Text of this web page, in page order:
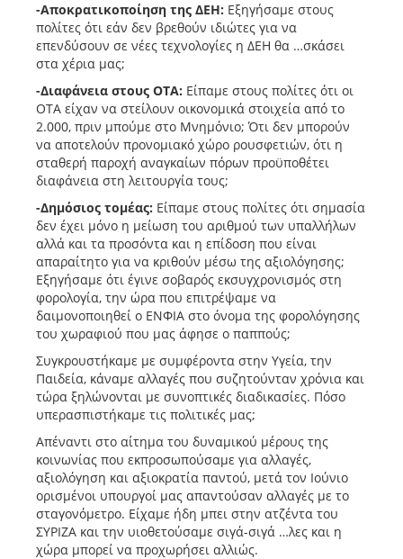
-Αποκρατικοποίηση της ΔΕΗ: Εξηγήσαμε στους
πολίτες ότι εάν δεν βρεθούν ιδιώτες για να
επενδύσουν σε νέες τεχνολογίες η ΔΕΗ θα …σκάσει
στα χέρια μας;
-Διαφάνεια στους ΟΤΑ: Είπαμε στους πολίτες ότι οι
ΟΤΑ είχαν να στείλουν οικονομικά στοιχεία από το
2.000, πριν μπούμε στο Μνημόνιο; Ότι δεν μπορούν
να αποτελούν προνομιακό χώρο ρουσφετιών, ότι η
σταθερή παροχή αναγκαίων πόρων προϋποθέτει
διαφάνεια στη λειτουργία τους;
-Δημόσιος τομέας: Είπαμε στους πολίτες ότι σημασία
δεν έχει μόνο η μείωση του αριθμού των υπαλλήλων
αλλά και τα προσόντα και η επίδοση που είναι
απαραίτητο για να κριθούν μέσω της αξιολόγησης;
Εξηγήσαμε ότι έγινε σοβαρός εκσυγχρονισμός στη
φορολογία, την ώρα που επιτρέψαμε να
δαιμονοποιηθεί ο ΕΝΦΙΑ στο όνομα της φορολόγησης
του χωραφιού που μας άφησε ο παππούς;
Συγκρουστήκαμε με συμφέροντα στην Υγεία, την
Παιδεία, κάναμε αλλαγές που συζητούνταν χρόνια και
τώρα ξηλώνονται με συνοπτικές διαδικασίες. Πόσο
υπερασπιστήκαμε τις πολιτικές μας;
Απέναντι στο αίτημα του δυναμικού μέρους της
κοινωνίας που εκπροσωπούσαμε για αλλαγές,
αξιολόγηση και αξιοκρατία παντού, μετά τον Ιούνιο
ορισμένοι υπουργοί μας απαντούσαν αλλαγές με το
σταγονόμετρο. Είχαμε ήδη μπει στην ατζέντα του
ΣΥΡΙΖΑ και την υιοθετούσαμε σιγά-σιγά …λες και η
χώρα μπορεί να προχωρήσει αλλιώς.